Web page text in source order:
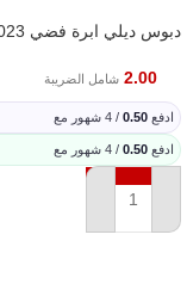
دبوس ديلي ابرة فضي NO 0023
2.00 شامل الضريبة
ادفع 0.50 / 4 شهور مع
ادفع 0.50 / 4 شهور مع
إضافة إلى السلة